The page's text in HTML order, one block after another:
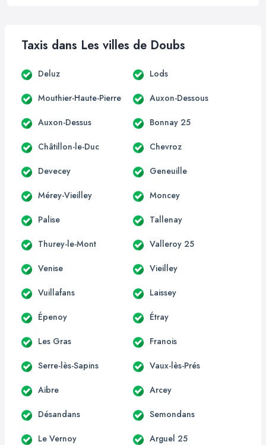
Taxis dans Les villes de Doubs
Deluz Lods
Mouthier-Haute-Pierre Auxon-Dessous
Auxon-Dessus Bonnay 25
Châtillon-le-Duc Chevroz
Devecey Geneuille
Mérey-Vieilley Moncey
Palise Tallenay
Thurey-le-Mont Valleroy 25
Venise Vieilley
Vuillafans Laissey
Épenoy Étray
Les Gras Franois
Serre-lès-Sapins Vaux-lès-Prés
Aibre Arcey
Désandans Semondans
Le Vernoy Arguel 25